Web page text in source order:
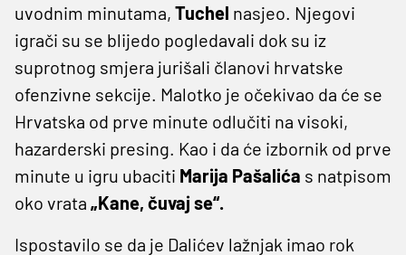
uvodnim minutama, Tuchel nasjeo. Njegovi
igrači su se blijedo pogledavali dok su iz
suprotnog smjera jurišali članovi hrvatske
ofenzivne sekcije. Malotko je očekivao da će se
Hrvatska od prve minute odlučiti na visoki,
hazarderski presing. Kao i da će izbornik od prve
minute u igru ubaciti Marija Pašalića s natpisom
oko vrata „Kane, čuvaj se“.
Ispostavilo se da je Dalićev lažnjak imao rok